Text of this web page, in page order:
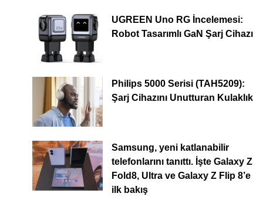
UGREEN Uno RG İncelemesi:
Robot Tasarımlı GaN Şarj Cihazı
Philips 5000 Serisi (TAH5209):
Şarj Cihazını Unutturan Kulaklık
Samsung, yeni katlanabilir
telefonlarını tanıttı. İşte Galaxy Z
Fold8, Ultra ve Galaxy Z Flip 8’e
ilk bakış